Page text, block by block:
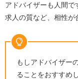
アドバイザーも人間で
求人の質など、相性が
もしアドバイザー
ることをおすすめ